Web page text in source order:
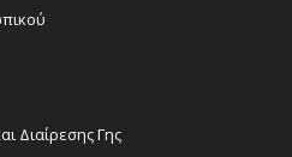
Διαίρεσης Γης